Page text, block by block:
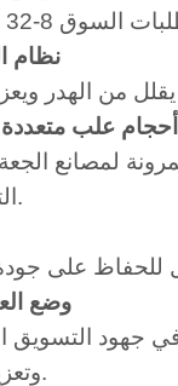
· نظام
· أحجام علب
لمصانع
التغليف المتنوعة.
· وضع
جهود التسويق
وتعزيز عرض المنتج.